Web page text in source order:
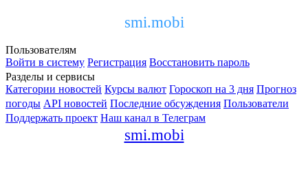
smi.mobi
Пользователям
Войти в систему Регистрация Восстановить пароль
Разделы и сервисы
Категории новостей Курсы валют Гороскоп на 3 дня Прогноз
погоды API новостей Последние обсуждения Пользователи
Поддержать проект Наш канал в Телеграм
smi.mobi